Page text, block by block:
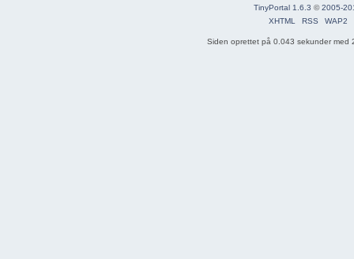
TinyPortal 1.6.3 ©2005-
XHTML
RSS WAP2
Siden oprettet på 0.043 sekunder med